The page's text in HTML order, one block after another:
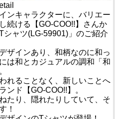
ンキャラクターに、バリエー
続ける【GO-COO!!】さんか
シャツ(LG-59901)」のご紹介
ザインあり、和柄なのに和っ
は和とカジュアルの調和「和
れることなく、新しいことへ
ンド【GO-COO!!】。
たり、隠れたりしていて、そ
！